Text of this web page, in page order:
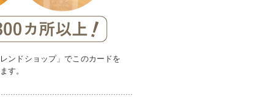
ンドショップ」でこのカードを
す。